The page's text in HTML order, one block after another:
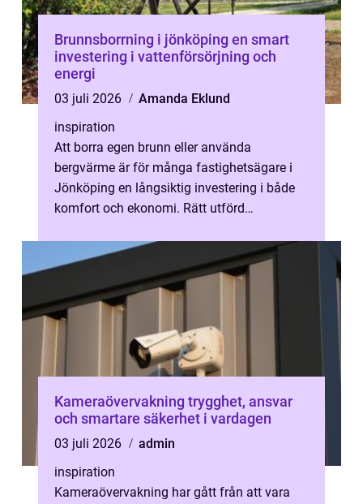
Brunnsborrning i jönköping en smart
investering i vattenförsörjning och
energi
03 juli 2026
Amanda Eklund
inspiration
Att borra egen brunn eller använda
bergvärme är för många fastighetsägare i
Jönköping en långsiktig investering i både
komfort och ekonomi. Rätt utförd
Kameraövervakning trygghet, ansvar
och smartare säkerhet i vardagen
03 juli 2026
admin
inspiration
Kameraövervakning har gått från att vara